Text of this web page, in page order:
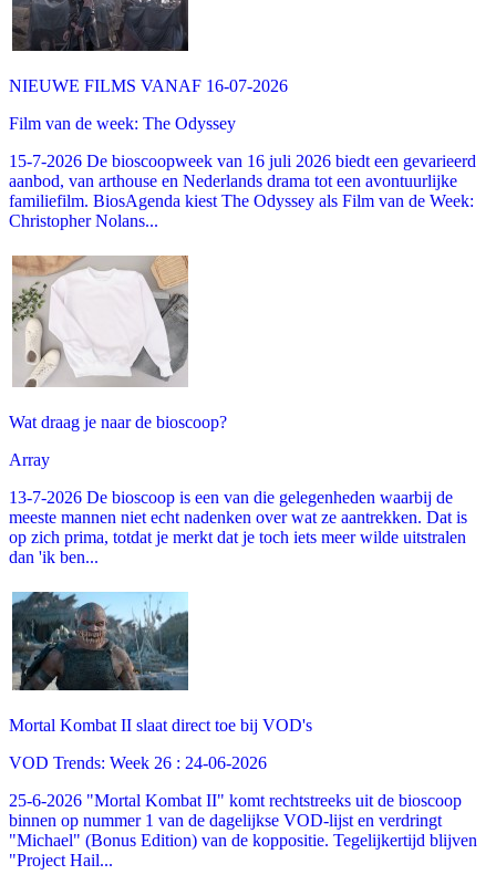
NIEUWE FILMS VANAF 16-07-2026
Film van de week: The Odyssey
15-7-2026 De bioscoopweek van 16 juli 2026 biedt een gevarieerd
aanbod, van arthouse en Nederlands drama tot een avontuurlijke
familiefilm. BiosAgenda kiest The Odyssey als Film van de Week:
Christopher Nolans...
Wat draag je naar de bioscoop?
Array
13-7-2026 De bioscoop is een van die gelegenheden waarbij de
meeste mannen niet echt nadenken over wat ze aantrekken. Dat is
op zich prima, totdat je merkt dat je toch iets meer wilde uitstralen
dan 'ik ben...
Mortal Kombat II slaat direct toe bij VOD's
VOD Trends: Week 26 : 24-06-2026
25-6-2026 "Mortal Kombat II" komt rechtstreeks uit de bioscoop
binnen op nummer 1 van de dagelijkse VOD-lijst en verdringt
"Michael" (Bonus Edition) van de koppositie. Tegelijkertijd blijven
"Project Hail...